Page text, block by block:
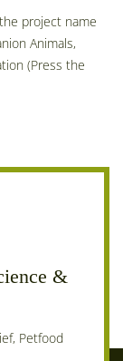
project name
Animals,
(Press the
&
Petfood